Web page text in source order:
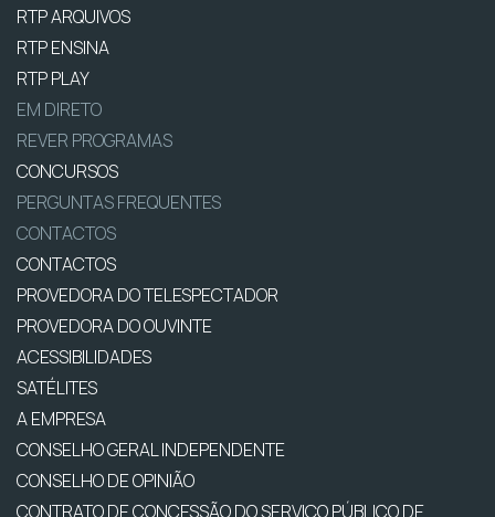
RTP ARQUIVOS
RTP ENSINA
RTP PLAY
EM DIRETO
REVER PROGRAMAS
CONCURSOS
PERGUNTAS FREQUENTES
CONTACTOS
CONTACTOS
PROVEDORA DO TELESPECTADOR
PROVEDORA DO OUVINTE
ACESSIBILIDADES
SATÉLITES
A EMPRESA
CONSELHO GERAL INDEPENDENTE
CONSELHO DE OPINIÃO
CONTRATO DE CONCESSÃO DO SERVIÇO PÚBLICO DE